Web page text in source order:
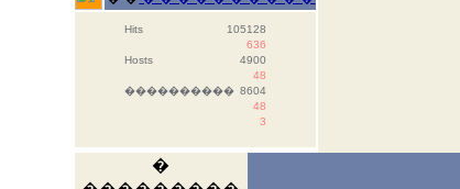
Hits
105128
636
Hosts
4900
48
���������� 8604
48
3
�